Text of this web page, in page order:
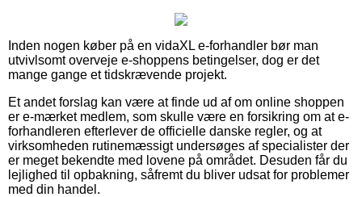
Inden nogen køber på en vidaXL e-forhandler bør man
utvivlsomt overveje e-shoppens betingelser, dog er det
mange gange et tidskrævende projekt.
Et andet forslag kan være at finde ud af om online shoppen
er e-mærket medlem, som skulle være en forsikring om at e-
forhandleren efterlever de officielle danske regler, og at
virksomheden rutinemæssigt undersøges af specialister der
er meget bekendte med lovene på området. Desuden får du
lejlighed til opbakning, såfremt du bliver udsat for problemer
med din handel.